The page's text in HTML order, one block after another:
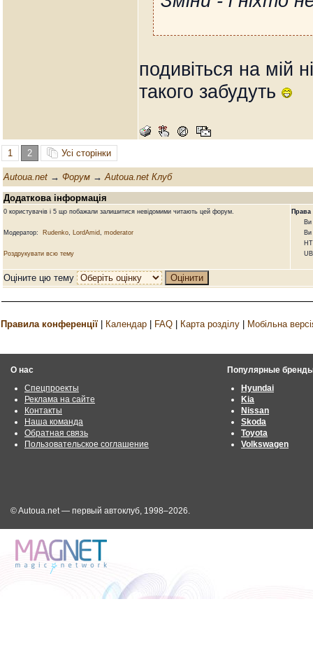
подивіться на мій
такого забудуть
1 2 Усі сторінки
Autoua.net → Форум →Autoua.net Клуб
Додаткова інформація
0 користувачів і 5 що побажали залишитися невідомими читають цей форум.
Модератор: Rudenko, LordAmid, moderator
Роздрукувати всю тему
Права
Ви
Ви не
Оціните цю тему
Правила конференції Календар FAQ Карта розділу Мобільна
О нас
Спецпроекты
Реклама на сайте
Контакты
Наша команда
Обратная связь
Пользовательское соглашение
Популярные
Hyundai
Kia
Nissan
Skoda
Toyota
Volkswagen
© Autoua.net — первый автоклуб, 1998–2026.